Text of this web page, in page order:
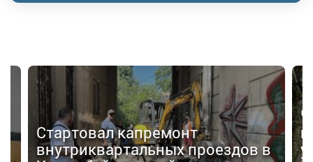
Стартовал капремонт
внутриквартальных проездов в